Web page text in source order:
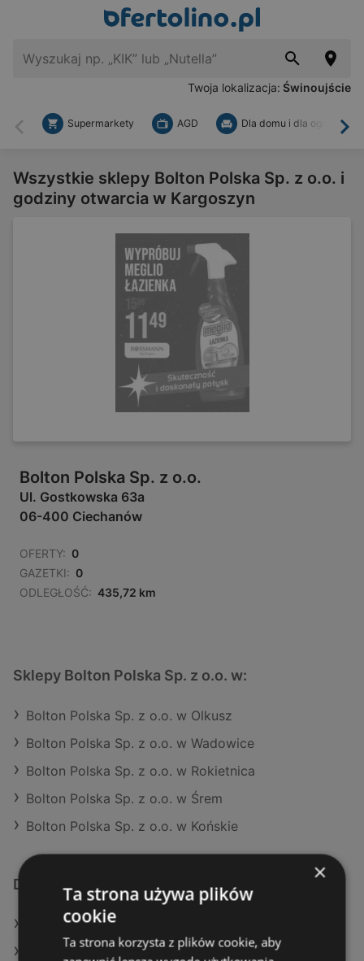
Twoja lokalizacja: Świnoujście
Wstecz
Supermarkety AGD Dla domu i dla ogrodu
Wszystkie sklepy Bolton Polska Sp. z o.o. i
godziny otwarcia w Kargoszyn
Bolton Polska Sp. z o.o.
Ul. Gostkowska 63a
06-400 Ciechanów
OFERTY: 0
GAZETKI: 0
ODLEGŁOŚĆ: 435,72 km
Sklepy Bolton Polska Sp. z o.o. w:
Bolton Polska Sp. z o.o. w Olkusz
Bolton Polska Sp. z o.o. w Wadowice
Bolton Polska Sp. z o.o. w Rokietnica
Bolton Polska Sp. z o.o. w Śrem
Bolton Polska Sp. z o.o. w Końskie
Dodatkowe łącza
Oferty Castorama
Oferty OBI
×
Ta strona używa plików
cookie
Ta strona korzysta z plików cookie, aby